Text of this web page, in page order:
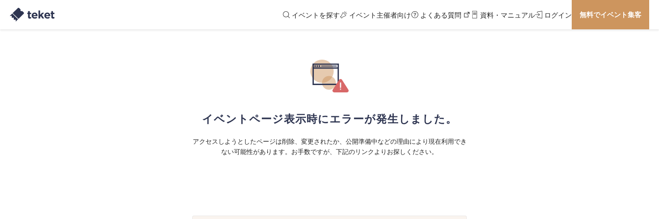
イベントを探す イベント主催者向け よくある質問 資料・マニュアル ログイン 無料でイベント集客
イベントページ表示時にエラーが発生しました。
アクセスしようとしたページは削除、変更されたか、公開準備中などの理由により現在利用でき
ない可能性があります。お手数ですが、下記のリンクよりお探しください。